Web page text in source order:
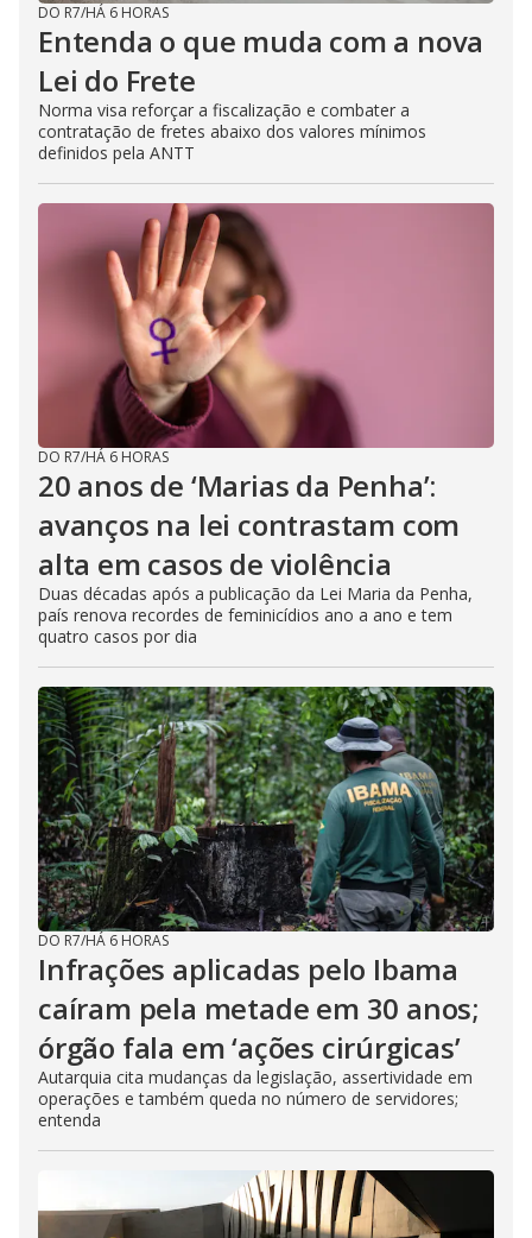
DO R7/HÁ 6 HORAS
Entenda o que muda com a nova
Lei do Frete
Norma visa reforçar a fiscalização e combater a
contratação de fretes abaixo dos valores mínimos
definidos pela ANTT
DO R7/HÁ 6 HORAS
20 anos de ‘Marias da Penha’:
avanços na lei contrastam com
alta em casos de violência
Duas décadas após a publicação da Lei Maria da Penha,
país renova recordes de feminicídios ano a ano e tem
quatro casos por dia
DO R7/HÁ 6 HORAS
Infrações aplicadas pelo Ibama
caíram pela metade em 30 anos;
órgão fala em ‘ações cirúrgicas’
Autarquia cita mudanças da legislação, assertividade em
operações e também queda no número de servidores;
entenda